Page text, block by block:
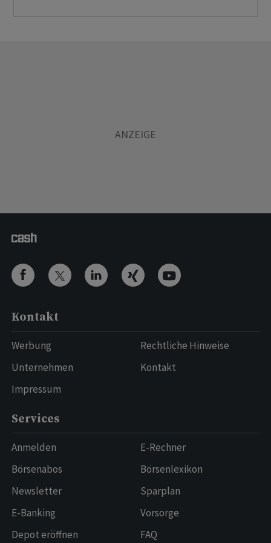
Kontakt
Werbung
Unternehmen
Impressum
Rechtliche Hinweise
Kontakt
Services
Anmelden
Börsenabos
Newsletter
E-Banking
Depot eröffnen
E-Rechner
Börsenlexikon
Sparplan
Vorsorge
FAQ